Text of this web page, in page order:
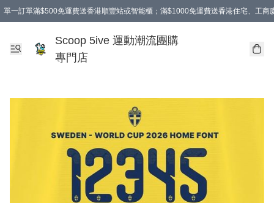
單一訂單滿$500免運費送香港順豐站或智能櫃；滿$1000免運費送香港住宅、工商
Scoop 5ive 運動潮流團購
專門店